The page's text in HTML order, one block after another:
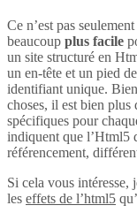
Ce n’est pas
beaucoup plus facile
un site structuré en
un en-tête et un pied
identifiant unique.
choses, il est bien plus
spécifiques pour
indiquent que l’Html5
référencement,
Si cela vous intéresse,
les effets de l’html5